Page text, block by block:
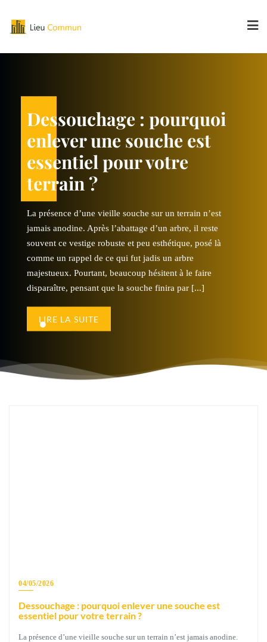
content
œuvre
la rénovation d’une
projet où les travaux de
centrale. Cette phase
et représente le socle
bâtiment.
assainissement,
élévation des murs et
Dessouchage : pourquoi
enlever une souche est
essentiel pour votre
terrain ?
La présence d’une vieille souche sur un terrain n’est
jamais anodine. Après l’abattage d’un arbre, il reste
souvent ce vestige robuste et peu esthétique, posé là
comme un rappel de ce qui fut jadis un arbre
majestueux. Pourtant, beaucoup hésitent à le faire
disparaître, pensant que la souche finira par [...]
LIRE LA SUITE
Travaux de
maison :
chaque
gros œuvre occupent une
conditionne tout le reste du
sur lequel repose la solidité
Entre terrassement,
soubassement, dallage ou
couverture, il [...]
04/05/2026
Dessouchage : pourquoi enlever une souche est
essentiel pour votre terrain ?
La présence d’une vieille souche sur un terrain n’est jamais anodine.